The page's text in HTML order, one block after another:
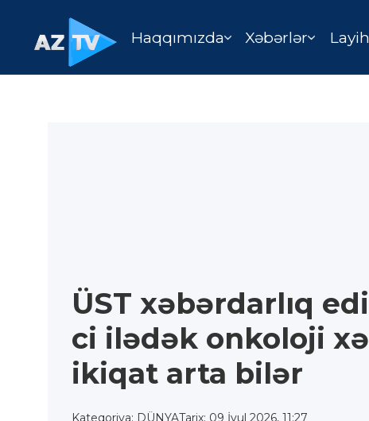
Haqqımızda Xəbərlər
ÜST xəbərdarlıq
ci ilədək onkoloji
ikiqat arta bilər
Kateqoriya: DÜNYATarix: 09 İyul 2026, 11:27